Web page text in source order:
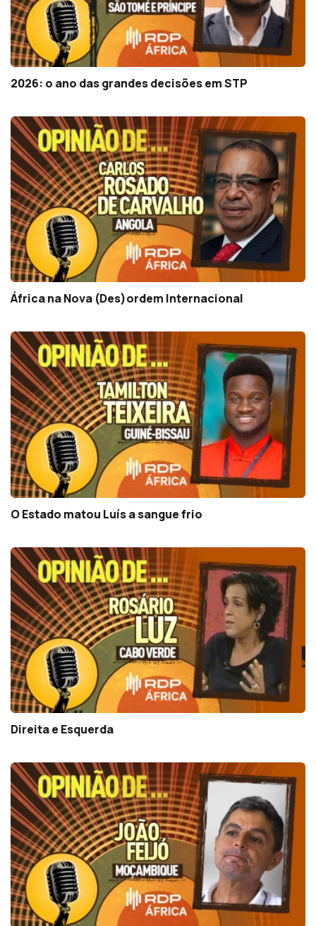
2026: o ano das grandes decisões em STP
África na Nova (Des)ordem Internacional
O Estado matou Luís a sangue frio
Direita e Esquerda